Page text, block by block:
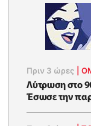
Πριν 3 ώρες |
Λύτρωση στο
Έσωσε την